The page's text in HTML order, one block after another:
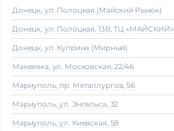
Донецк, ул. Полоцкая (Майский Рынок)
Донецк, ул. Полоцкая, 13В, ТЦ «МАЙСКИЙ»
Донецк, ул. Куприна (Мирный)
Макеeвка, ул. Московская, 22/46
Мариуполь, пр. Металлургов, 56
Мариуполь, ул. Энгельса, 32
Мариуполь, ул. Киевская, 58